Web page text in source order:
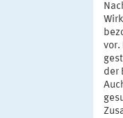
vor.
der